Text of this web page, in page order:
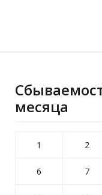
месяца
1 2
6 7